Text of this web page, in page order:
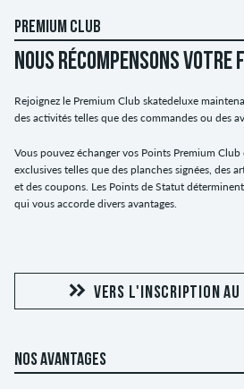
PREMIUM CLUB
NOUS RÉCOMPENSONS VOTRE
Rejoignez le Premium Club skatedeluxe
des activités telles que des commandes ou des
Vous pouvez échanger vos Points Premium
exclusives telles que des planches signées, des
et des coupons. Les Points de Statut
qui vous accorde divers avantages.
VERS L'INSCRIPTION
NOS AVANTAGES